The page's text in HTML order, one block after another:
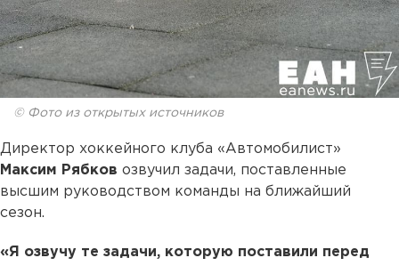
© Фото из открытых источников
Директор хоккейного клуба «Автомобилист»
Максим Рябков озвучил задачи, поставленные
высшим руководством команды на ближайший
сезон.
«Я озвучу те задачи, которую поставили перед